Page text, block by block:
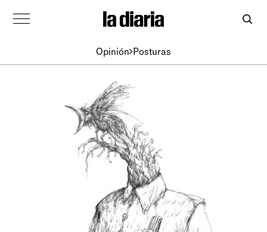
Opinión Posturas